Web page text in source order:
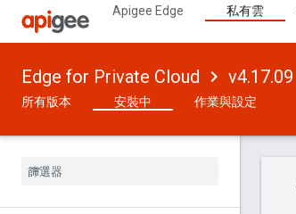
Apigee Edge 私有雲
Edge for Private Cloud v4.17.09
所有版本 安裝中 作業與設定